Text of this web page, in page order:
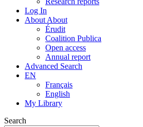
Log In
About About
Érudit
Coalition Publica
Open access
Annual report
Advanced Search
EN
Français
English
My Library
Search